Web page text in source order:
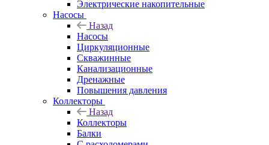
Электрические накопительные
Насосы
Назад
Насосы
Циркуляционные
Скважинные
Канализационные
Дренажные
Повышения давления
Коллекторы
Назад
Коллекторы
Балки